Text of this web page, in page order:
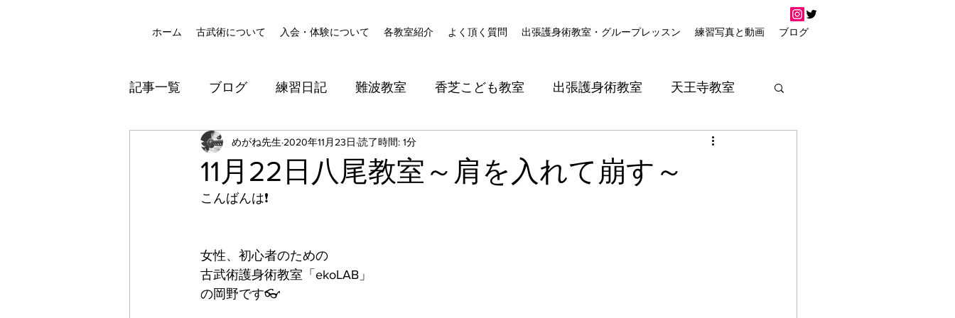
ホーム 古武術について 入会・体験について 各教室紹介 よく頂く質問 出張護身術教室・グループレッスン 練習写真と動画 ブログ
記事一覧 ブログ 練習日記 難波教室 香芝こども教室 出張護身術教室 天王寺教室
八尾道場 防犯
11月22日八尾教室～肩を入れて崩す～
めがね先生 2020年11月23日 読了時間: 1分
こんばんは❗️
女性、初心者のための
古武術護身術教室「ekoLAB」
の岡野です👓